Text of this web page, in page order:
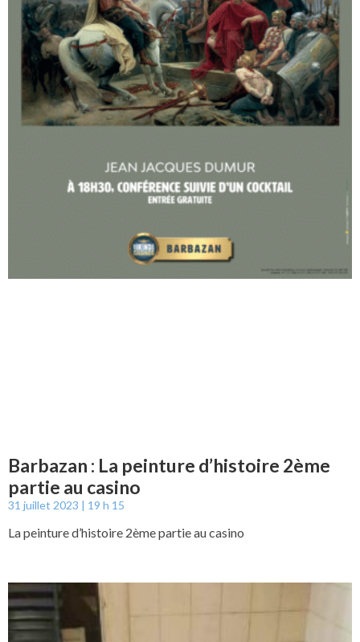
Barbazan : La peinture d’histoire 2ème
partie au casino
31 juillet 2023 19 h 15
La peinture d’histoire 2ème partie au casino